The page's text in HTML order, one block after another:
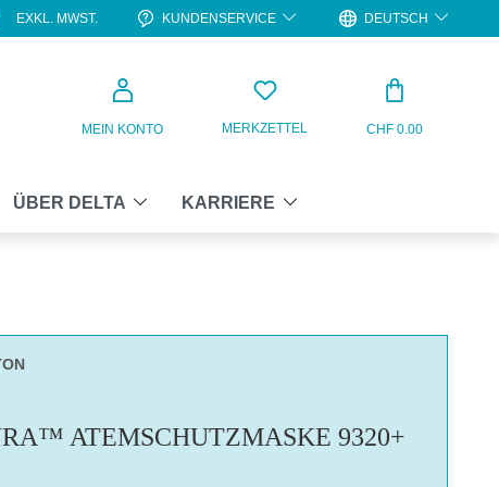
EXKL. MWST. KUNDENSERVICE DEUTSCH
MEIN KONTO MERKZETTEL CHF 0.00
ÜBER DELTA KARRIERE
ATEMSCHUTZMASKE 9320+